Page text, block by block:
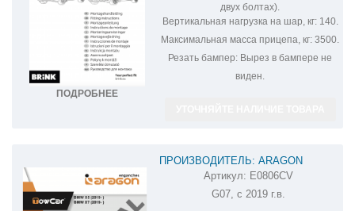
ПОДРОБНЕЕ
двух болтах).
Вертикальная нагрузка на шар, кг:140.
Максимальная масса прицепа, кг: 3500.
Резать бампер: Вырез в бампере не
виден.
ПРОИЗВОДИТЕЛЬ: ARAGON
ФАРКОП НА BMW X7 E0806CV
Артикул: E0806CV
G07, с 2019 г.в.